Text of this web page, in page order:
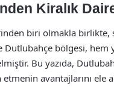
Kiralık
biri olmakla birlikte,
Dutlubahçe bölgesi, hem
Bu yazıda,
avantajlarını ele